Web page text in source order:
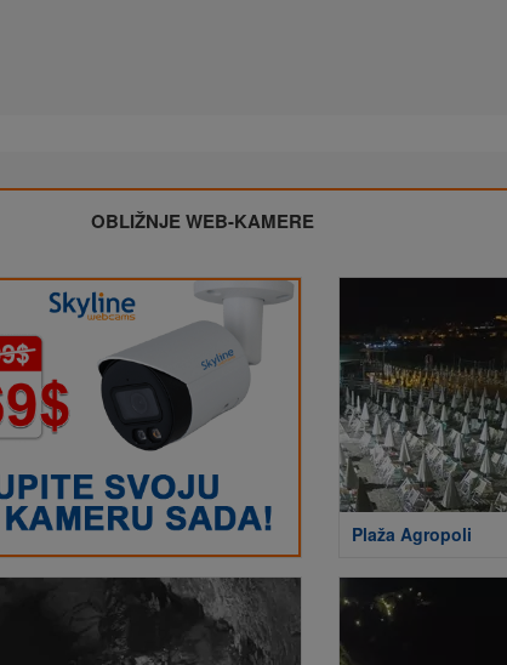
OBLIŽNJE WEB-KAMERE
Plaža Agropoli